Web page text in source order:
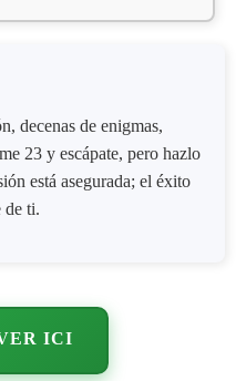
decenas de enigmas,
23 y escápate, pero hazlo
está asegurada; el éxito
de ti.
ICI